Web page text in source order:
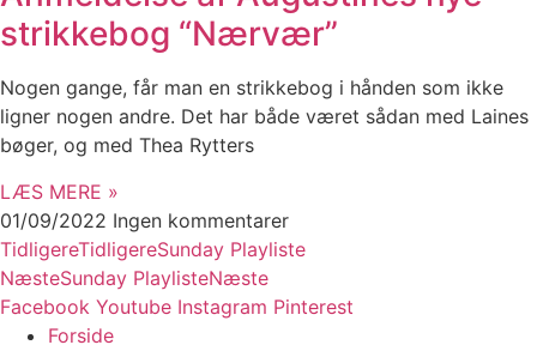
strikkebog “Nærvær”
Nogen gange, får man en strikkebog i hånden som ikke
ligner nogen andre. Det har både været sådan med Laines
bøger, og med Thea Rytters
LÆS MERE »
01/09/2022 Ingen kommentarer
TidligereTidligereSunday Playliste
NæsteSunday PlaylisteNæste
Facebook Youtube Instagram Pinterest
Forside